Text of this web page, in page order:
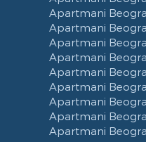
Apartmani
Apartmani
Apartmani
Apartmani
Apartmani
Apartmani
Apartmani
Apartmani
Apartmani